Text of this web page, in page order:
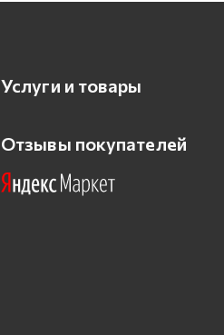
Услуги и товары
Отзывы покупателей